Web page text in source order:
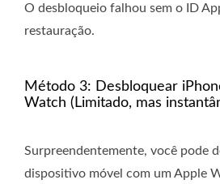
O desbloqueio falhou sem o ID
restauração.
Método 3: Desbloquear
Watch (Limitado, mas
Surpreendentemente, você pode
dispositivo móvel com um Apple